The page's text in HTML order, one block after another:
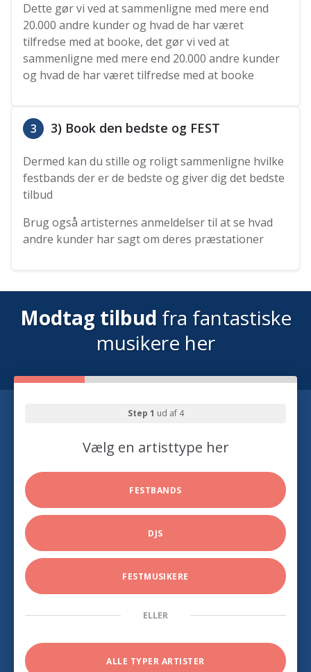
Dette gør vi ved at sammenligne med mere end
20.000 andre kunder og hvad de har været
tilfredse med at booke, det gør vi ved at
sammenligne med mere end 20.000 andre kunder
og hvad de har været tilfredse med at booke
3 3) Book den bedste og FEST
Dermed kan du stille og roligt sammenligne hvilke
festbands der er de bedste og giver dig det bedste
tilbud
Brug også artisternes anmeldelser til at se hvad
andre kunder har sagt om deres præstationer
Modtag tilbud fra fantastiske
musikere her
Step 1 ud af 4
Vælg en artisttype her
FESTBANDS
DJS
FESTMUSIKERE
ELLER
ALLE TYPER ARTISTER